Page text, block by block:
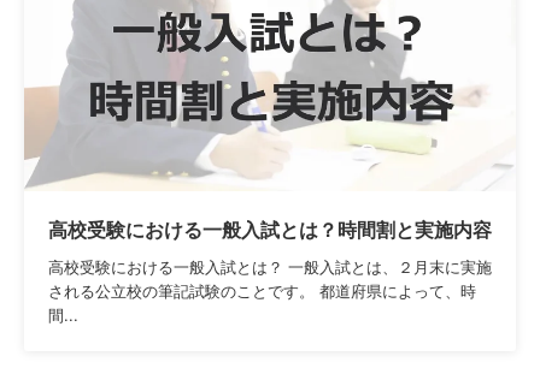
高校受験における一般入試とは？時間割と実施内容
高校受験における一般入試とは？ 一般入試とは、２月末に実施
される公立校の筆記試験のことです。 都道府県によって、時
間...